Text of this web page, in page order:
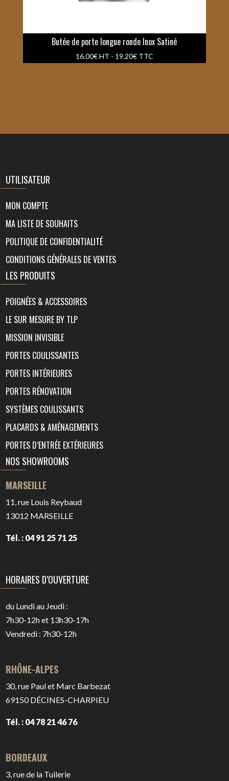
Butée de porte longue ronde Inox Satiné
16.00€HT - 19.20€TTC
UTILISATEUR
MON COMPTE
MA LISTE DE SOUHAITS
POLITIQUE DE CONFIDENTIALITÉ
CONDITIONS GÉNÉRALES DE VENTES
LES PRODUITS
POIGNÉES & ACCESSOIRES
LE SUR MESURE BY TLP
MISSION INVISIBLE
PORTES COULISSANTES
PORTES INTÉRIEURES
PORTES RÉNOVATION
SYSTÈMES COULISSANTS
PLACARDS & AMÉNAGEMENTS
PORTES D’ENTRÉE EXTÉRIEURES
NOS SHOWROOMS
MARSEILLE
11, rue Louis Reybaud
13012 MARSEILLE
Tél. : 04 91 25 71 25
HORAIRES D’OUVERTURE
du Lundi au Jeudi :
7h30-12h et 13h30-17h
Vendredi : 7h30-12h
RHÔNE-ALPES
30, rue Paul et Marc Barbezat
69150DÉCINES-CHARPIEU
Tél. : 04 78 21 46 76
BORDEAUX
3, rue de la Tuilerie